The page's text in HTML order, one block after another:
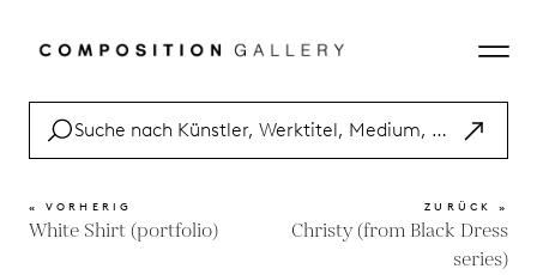
« VORHERIG
White Shirt (portfolio)
ZURÜCK »
Christy (from Black Dress
series)